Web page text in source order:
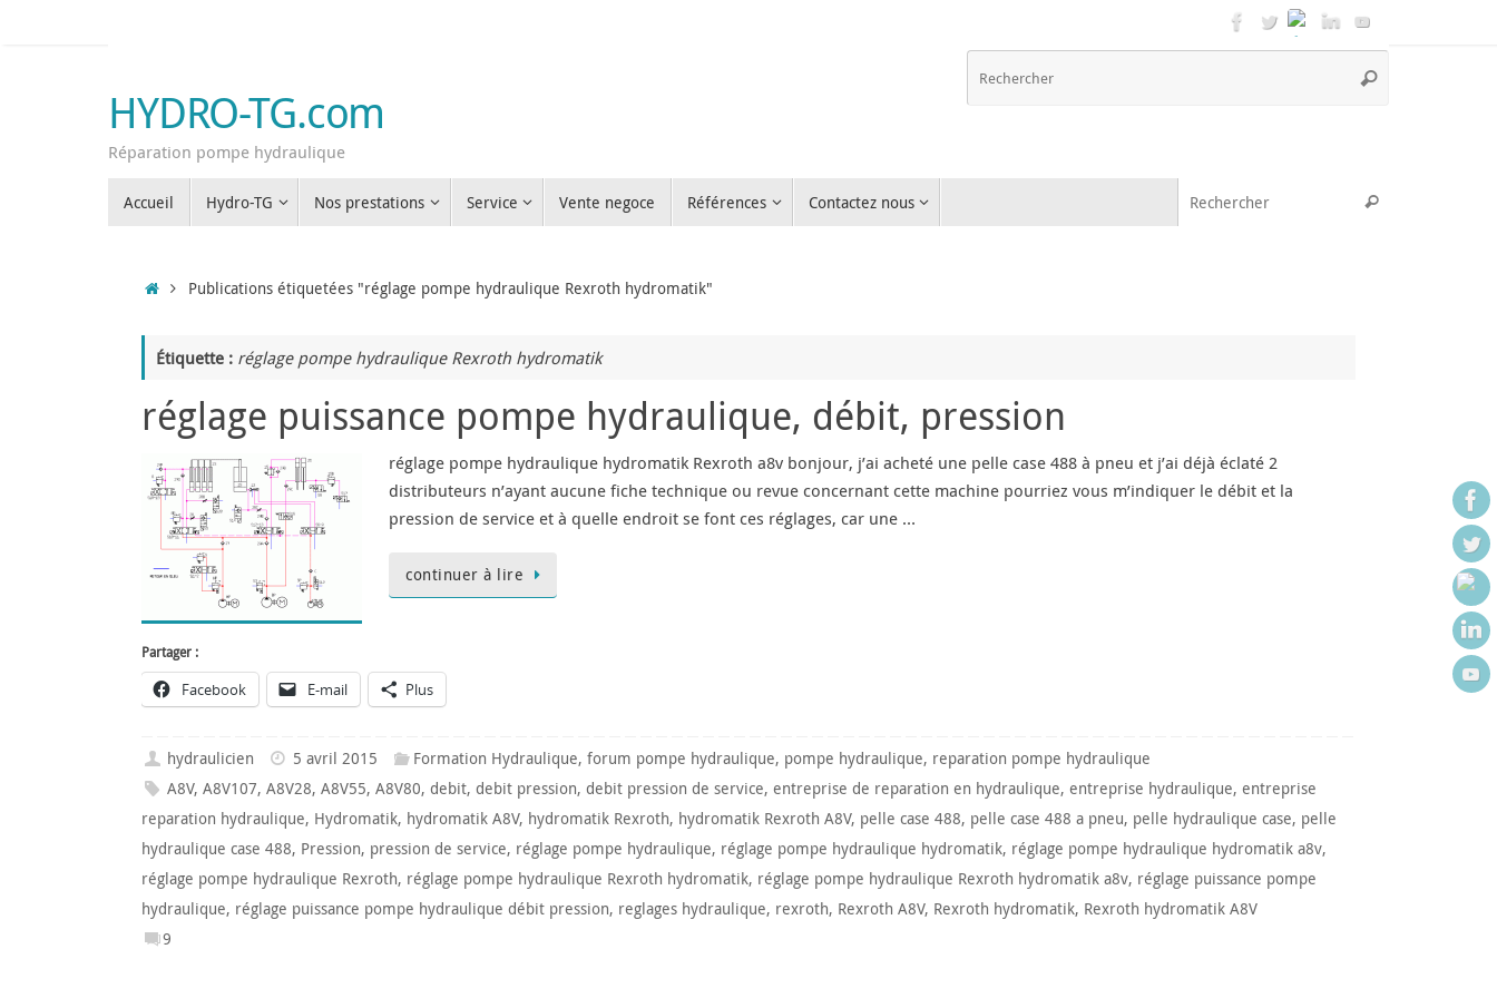
HYDRO-TG.com
Réparation pompe hydraulique
Rechercher
Accueil Hydro-TG Nos prestations Service Vente negoce Références Contactez nous Rechercher
AccueilPublications étiquetées "réglage pompe hydraulique Rexroth hydromatik"
Étiquette : réglage pompe hydraulique Rexroth hydromatik
réglage puissance pompe hydraulique, débit, pression
réglage pompe hydraulique hydromatik Rexroth a8v bonjour, j’ai acheté une pelle case 488 à pneu et j’ai déjà éclaté 2
distributeurs n’ayant aucune fiche technique ou revue concernant cette machine pourriez vous m’indiquer le débit et la
pression de service et à quelle endroit se font ces réglages, car une …
continuer à lire
Partager :
Facebook E-mail Plus
hydraulicien 5 avril 2015 Formation Hydraulique, forum pompe hydraulique, pompe hydraulique, reparation pompe hydraulique
A8V,A8V107,A8V28,A8V55,A8V80,debit,debit pression,debit pression de service,entreprise de reparation en hydraulique,entreprise hydraulique,entreprise
reparation hydraulique, Hydromatik, hydromatik A8V, hydromatik Rexroth, hydromatik Rexroth A8V, pelle case 488, pelle case 488 a pneu, pelle hydraulique case, pelle
hydraulique case 488, Pression, pression de service, réglage pompe hydraulique, réglage pompe hydraulique hydromatik, réglage pompe hydraulique hydromatik a8v,
réglage pompe hydraulique Rexroth, réglage pompe hydraulique Rexroth hydromatik, réglage pompe hydraulique Rexroth hydromatik a8v, réglage puissance pompe
hydraulique, réglage puissance pompe hydraulique débit pression, reglages hydraulique, rexroth, Rexroth A8V, Rexroth hydromatik, Rexroth hydromatik A8V
9